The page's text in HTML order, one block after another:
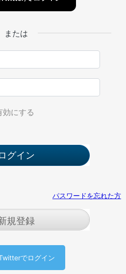
または
効にする
パスワードを忘れた方
規登録
でログイン